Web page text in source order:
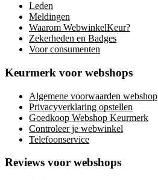
Leden
Meldingen
Waarom WebwinkelKeur?
Zekerheden en Badges
Voor consumenten
Keurmerk voor webshops
Algemene voorwaarden webshop
Privacyverklaring opstellen
Goedkoop Webshop Keurmerk
Controleer je webwinkel
Telefoonservice
Reviews voor webshops